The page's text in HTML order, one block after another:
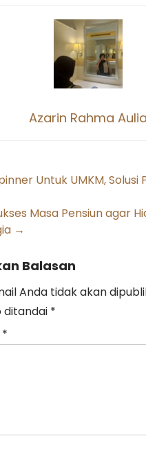
Azarin Rahma Aulia
Untuk UMKM, Solusi
Masa Pensiun agar
→
Balasan
Anda tidak akan
ditandai *
*